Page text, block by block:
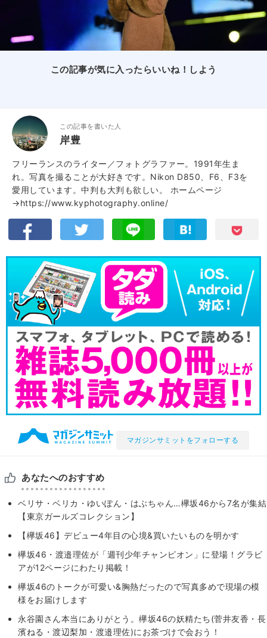
この記事が気に入ったらいいね！しよう
この記事を書いた人
岸豊
フリーランスのライター／フォトグラファー。1991年生ま
れ。写真を撮ることが大好きです。Nikon D850、F6、F3を
愛用しています。中判も大判も欲しい。 ホームページ
→https://www.kyphotography.online/
マガジンサミットをフォローする
あなたへのおすすめ
ベリサ・ベリカ・ゆいぽん・はぶちゃん…欅坂46から7名が集結
【東京ガールズコレクション】
【欅坂46】デビュー4年目の心境&買いたいものを明かす
欅坂46・渡邉理佐が「週刊少年チャンピオン」に登場！グラビ
アが12ページにわたり掲載！
欅坂46のトークが可愛い&胸熱だったので写真多めで現場の模
様をお届けします
永谷園さん本当にありがとう。欅坂46の妖精たち(菅井友香・長
濱ねる・渡辺梨加・渡邉理佐)にお茶づけで会おう！